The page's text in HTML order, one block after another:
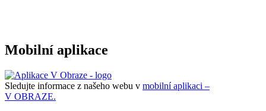
Mobilní aplikace
Sledujte informace z našeho webu v mobilní aplikaci –
V OBRAZE.